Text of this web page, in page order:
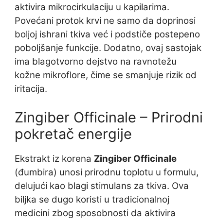
aktivira mikrocirkulaciju u kapilarima.
Povećani protok krvi ne samo da doprinosi
boljoj ishrani tkiva već i podstiče postepeno
poboljšanje funkcije. Dodatno, ovaj sastojak
ima blagotvorno dejstvo na ravnotežu
kožne mikroflore, čime se smanjuje rizik od
iritacija.
Zingiber Officinale – Prirodni
pokretač energije
Ekstrakt iz korena Zingiber Officinale
(đumbira) unosi prirodnu toplotu u formulu,
delujući kao blagi stimulans za tkiva. Ova
biljka se dugo koristi u tradicionalnoj
medicini zbog sposobnosti da aktivira